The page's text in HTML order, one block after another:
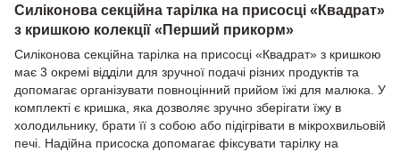
Силіконова секційна тарілка на присосці «Квадрат»
з кришкою колекції «Перший прикорм»
Силіконова секційна тарілка на присосці «Квадрат» з кришкою
має 3 окремі відділи для зручної подачі різних продуктів та
допомагає організувати повноцінний прийом їжі для малюка. У
комплекті є кришка, яка дозволяє зручно зберігати їжу в
холодильнику, брати її з собою або підігрівати в мікрохвильовій
печі. Надійна присоска допомагає фіксувати тарілку на